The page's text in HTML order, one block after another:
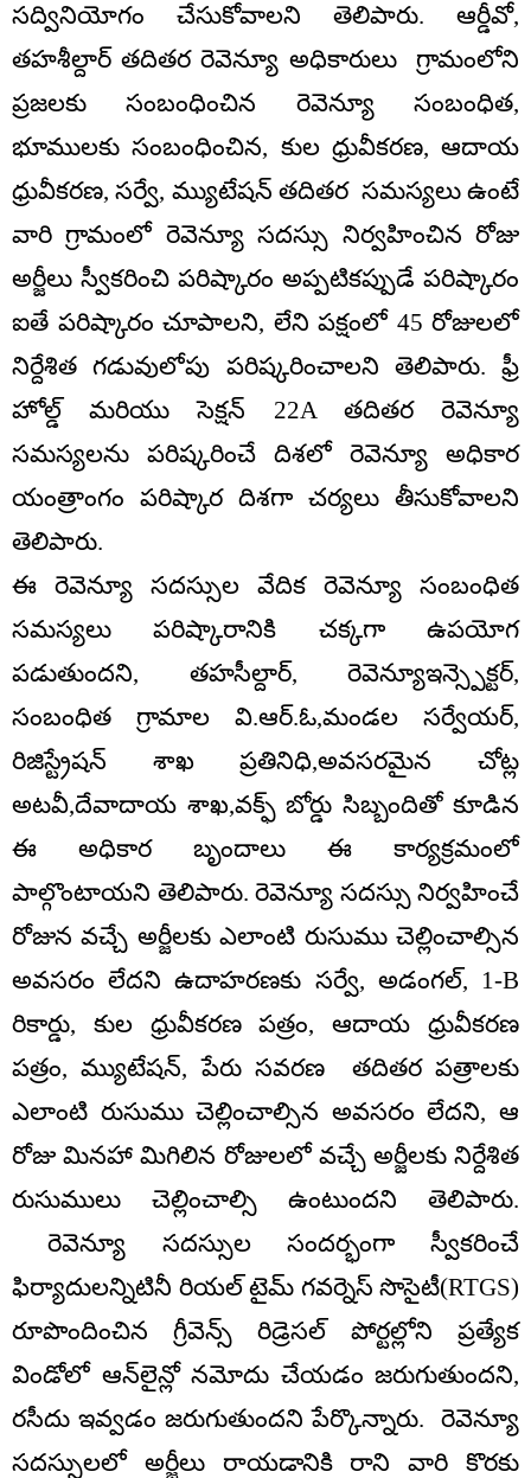
సద్వినియోగం చేసుకోవాలని తెలిపారు. ఆర్డీవో,
తహశీల్దార్ తదితర రెవెన్యూ అధికారులు గ్రామంలోని
ప్రజలకు సంబంధించిన రెవెన్యూ సంబంధిత,
భూములకు సంబంధించిన, కుల ధ్రువీకరణ, ఆదాయ
ధ్రువీకరణ, సర్వే, మ్యుటేషన్ తదితర సమస్యలు ఉంటే
వారి గ్రామంలో రెవెన్యూ సదస్సు నిర్వహించిన రోజు
అర్జీలు స్వీకరించి పరిష్కారం అప్పటికప్పుడే పరిష్కారం
ఐతే పరిష్కారం చూపాలని, లేని పక్షంలో 45 రోజులలో
నిర్దేశిత గడువులోపు పరిష్కరించాలని తెలిపారు. ఫ్రీ
హోల్డ్ మరియు సెక్షన్ 22A తదితర రెవెన్యూ
సమస్యలను పరిష్కరించే దిశలో రెవెన్యూ అధికార
యంత్రాంగం పరిష్కార దిశగా చర్యలు తీసుకోవాలని
తెలిపారు.
ఈ రెవెన్యూ సదస్సుల వేదిక రెవెన్యూ సంబంధిత
సమస్యలు పరిష్కారానికి చక్కగా ఉపయోగ
పడుతుందని, తహసీల్దార్, రెవెన్యూఇన్స్పెక్టర్,
సంబంధిత గ్రామాల వి.ఆర్.ఓ,మండల సర్వేయర్,
రిజిస్ట్రేషన్ శాఖ ప్రతినిధి,అవసరమైన చోట్ల
అటవీ,దేవాదాయ శాఖ,వక్ఫ్ బోర్డు సిబ్బందితో కూడిన
ఈ అధికార బృందాలు ఈ కార్యక్రమంలో
పాల్గొంటాయని తెలిపారు. రెవెన్యూ సదస్సు నిర్వహించే
రోజున వచ్చే అర్జీలకు ఎలాంటి రుసుము చెల్లించాల్సిన
అవసరం లేదని ఉదాహరణకు సర్వే, అడంగల్, 1-B
రికార్డు, కుల ధ్రువీకరణ పత్రం, ఆదాయ ధ్రువీకరణ
పత్రం, మ్యుటేషన్, పేరు సవరణ తదితర పత్రాలకు
ఎలాంటి రుసుము చెల్లించాల్సిన అవసరం లేదని, ఆ
రోజు మినహా మిగిలిన రోజులలో వచ్చే అర్జీలకు నిర్దేశిత
రుసుములు చెల్లించాల్సి ఉంటుందని తెలిపారు.
రెవెన్యూ సదస్సుల సందర్భంగా స్వీకరించే
ఫిర్యాదులన్నిటినీ రియల్ టైమ్ గవర్నెస్ సొసైటీ(RTGS)
రూపొందించిన గ్రీవెన్స్ రిడ్రెసల్ పోర్టల్లోని ప్రత్యేక
విండోలో ఆన్‌లైన్లో నమోదు చేయడం జరుగుతుందని,
రసీదు ఇవ్వడం జరుగుతుందని పేర్కొన్నారు. రెవెన్యూ
సదస్సులలో అర్జీలు రాయడానికి రాని వారి కొరకు